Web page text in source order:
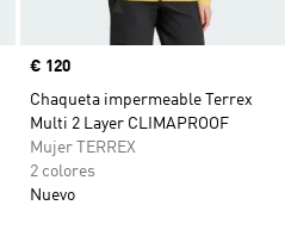
Precio
€ 120
Chaqueta impermeable Terrex
Multi 2 Layer CLIMAPROOF
Mujer TERREX
2 colores
Nuevo